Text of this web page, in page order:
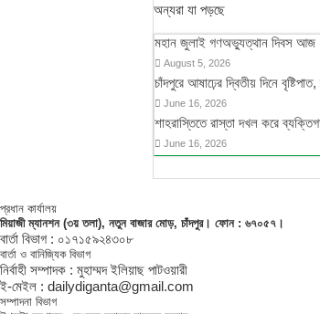
অন্যরা যা পড়ছে
মহান জুলাই গণঅভ্যুত্থান দিবস আজ
August 5, 2026
চাঁদপুরে আষাঢ়ের দ্বিতীয় দিনে
June 16, 2026
শাহরাস্তিতে রাস্তা দখল করে
June 16, 2026
প্রধান কার্যালয়
মিয়াজী ম্যানশন (৩য় তলা), নতুন বাজার মোড়, চাঁদপুর। ফোন : ৬৭০৫৭।
বার্তা বিভাগ : ০১৭১৫৯২৪৩০৮
বার্তা ও বানিজ্যিক বিভাগ
নির্বাহী সম্পাদক : মুহাম্মদ ইলিয়াছ পাটওয়ারী
ই-মেইল : dailydiganta@gmail.com
সম্পাদনা বিভাগ